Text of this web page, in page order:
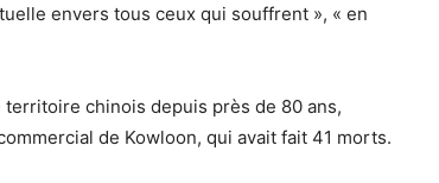
envers tous ceux qui souffrent », « en
chinois depuis près de 80 ans,
de Kowloon, qui avait fait 41 morts.